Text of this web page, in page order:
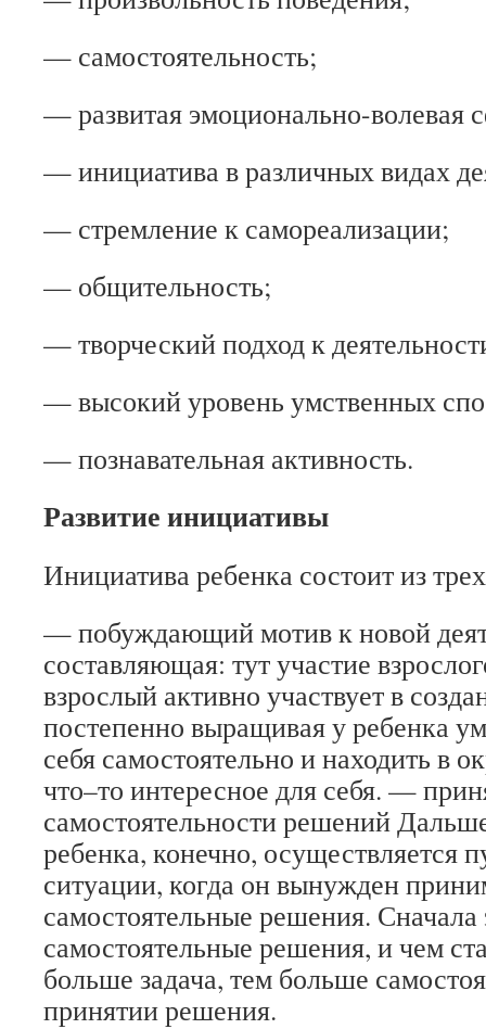
— самостоятельность;
— развитая эмоционально-волевая
— инициатива в различных видах
— стремление к самореализации;
— общительность;
— творческий подход к
— высокий уровень умственных
— познавательная активность.
Развитие инициативы
Инициатива ребенка состоит из
— побуждающий мотив к новой
составляющая: тут участие
взрослый активно участвует в
постепенно выращивая у ребенка
себя самостоятельно и находить в
что–то интересное для себя. —
самостоятельности решений
ребенка, конечно, осуществляется
ситуации, когда он вынужден
самостоятельные решения. Сначала
самостоятельные решения, и чем
больше задача, тем больше
принятии решения.